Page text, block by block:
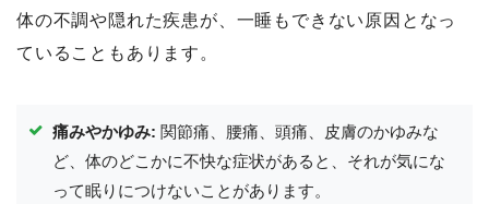
体の不調や隠れた疾患が、一睡もできない原因となっ
ていることもあります。
痛みやかゆみ: 関節痛、腰痛、頭痛、皮膚のかゆみな
ど、体のどこかに不快な症状があると、それが気にな
って眠りにつけないことがあります。